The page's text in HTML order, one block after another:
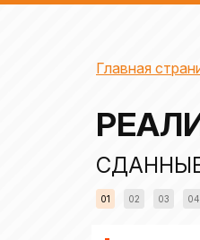
Главная
01 02 03 04